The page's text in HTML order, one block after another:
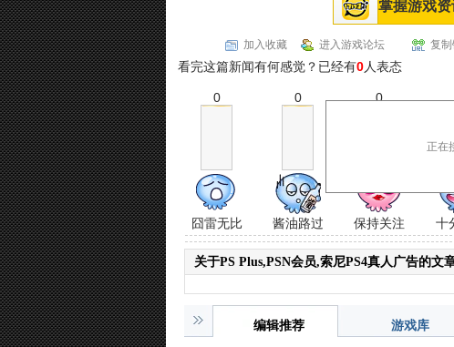
掌握游戏资
加入收藏 进入游戏论坛 复
看完这篇新闻有何感觉？已经有0人表态
0
囧雷无比
0
酱油路过
0
保持关注 十
正在
关于PS Plus,PSN会员,索尼PS4真人广告的文
编辑推荐 游戏库